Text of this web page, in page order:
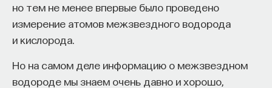
но тем не менее впервые было проведено
измерение атомов межзвездного водорода
и кислорода.
Но на самом деле информацию о межзвездном
водороде мы знаем очень давно и хорошо,